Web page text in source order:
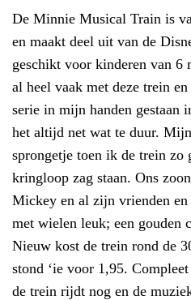
De Minnie Musical Train is
en maakt deel uit van de
geschikt voor kinderen van 6
al heel vaak met deze trein
serie in mijn handen gestaan
het altijd net wat te duur.
sprongetje toen ik de trein zo
kringloop zag staan. Ons
Mickey en al zijn vrienden
met wielen leuk; een gouden
Nieuw kost de trein rond de
stond ‘ie voor 1,95.
de trein rijdt nog en de